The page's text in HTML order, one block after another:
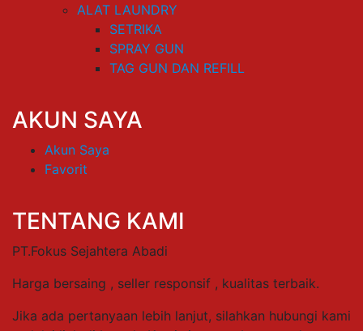
ALAT LAUNDRY
SETRIKA
SPRAY GUN
TAG GUN DAN REFILL
AKUN SAYA
Akun Saya
Favorit
TENTANG KAMI
PT.Fokus Sejahtera Abadi
Harga bersaing , seller responsif , kualitas terbaik.
Jika ada pertanyaan lebih lanjut, silahkan hubungi kami